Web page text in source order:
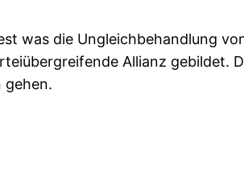
was die Ungleichbehandlung
Allianz gebildet.
gehen.